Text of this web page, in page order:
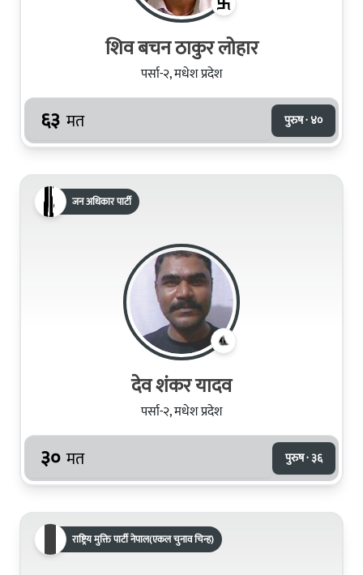
शिव बचन ठाकुर लोहार
पर्सा-२, मधेश प्रदेश
६३ मत पुरुष · ४०
जन अधिकार पार्टी
देव शंकर यादव
पर्सा-२, मधेश प्रदेश
३० मत पुरुष · ३६
राष्ट्रिय मुक्ति पार्टी नेपाल(एकल चुनाव चिन्ह)